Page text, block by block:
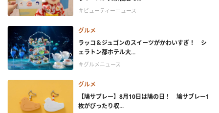
＃ビューティーニュース
グルメ
ラッコ＆ジュゴンのスイーツがかわいすぎ！ シ
ェラトン都ホテル大...
＃グルメニュース
グルメ
【鳩サブレー】8月10日は鳩の日！ 鳩サブレー1
枚がぴったり収...